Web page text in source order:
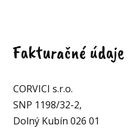
Fakturačné údaje
CORVICI s.r.o.
SNP 1198/32-2,
Dolný Kubín 026 01